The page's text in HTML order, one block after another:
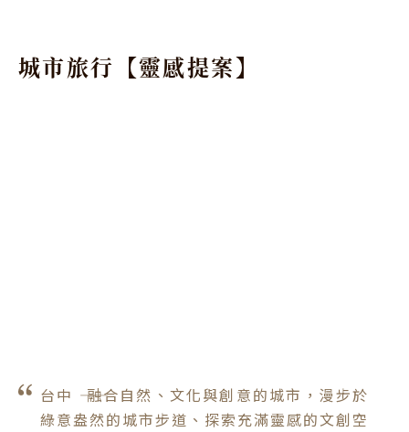
城市旅行【靈感提案】
台中 ―― 融合自然、文化與創意的城市，漫步於
綠意盎然的城市步道、探索充滿靈感的文創空